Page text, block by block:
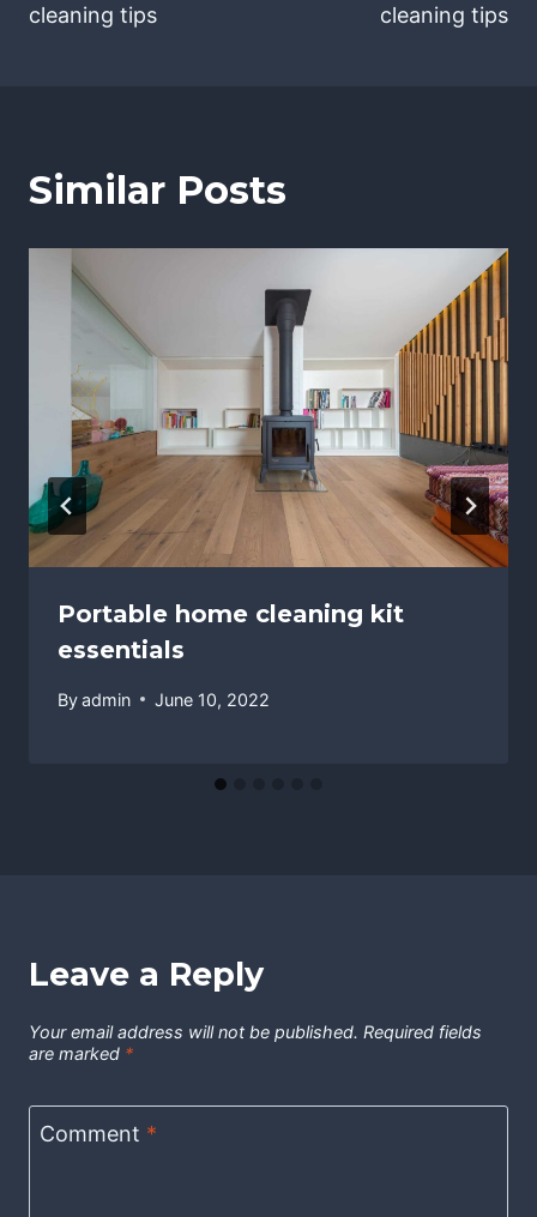
cleaning tips
cleaning tips
Similar Posts
Portable home cleaning kit
essentials
Byadmin June 10, 2022
Leave a Reply
Your email address will not be published. Required fields
are marked *
Comment *